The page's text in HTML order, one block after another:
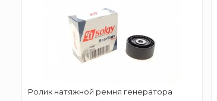
Ролик натяжной ремня генератора